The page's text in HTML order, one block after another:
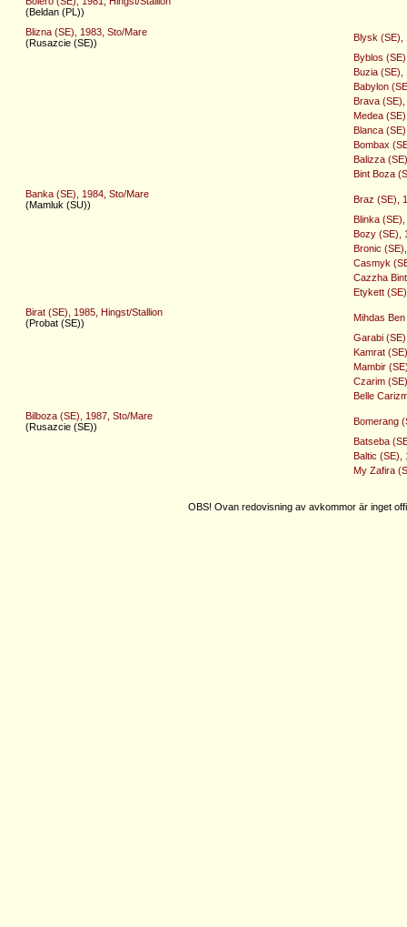
(Beldan (PL))
Blizna (SE), 1983, Sto/Mare
(Rusazcie (SE))
Blysk (SE),
Byblos
Buzia (SE),
Babylon
Brava
Medea
Blanca
Bombax
Balizza
Bint Boza
Banka (SE), 1984, Sto/Mare
(Mamluk (SU))
Braz (SE),
Blinka
Bozy (SE),
Bronic
Casmyk
Cazzha
Etykett
Birat (SE), 1985, Hingst/Stallion
(Probat (SE))
Mihdas
Garabi
Kamrat
Mambir
Czarim
Belle
Bilboza (SE), 1987, Sto/Mare
(Rusazcie (SE))
Bomerang
Batseba
Baltic (SE),
My Zafira
OBS! Ovan redovisning av avkommor är inget